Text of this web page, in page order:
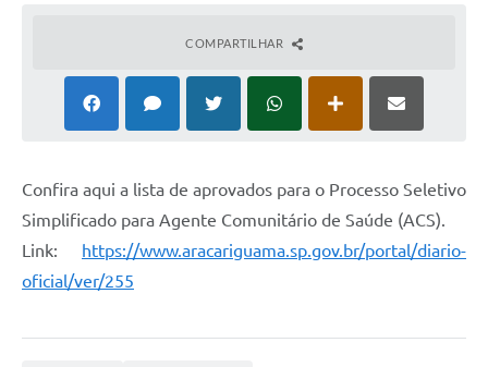
COMPARTILHAR
Confira aqui a lista de aprovados para o Processo Seletivo
Simplificado para Agente Comunitário de Saúde (ACS).
Link: https://www.aracariguama.sp.gov.br/portal/diario-
oficial/ver/255